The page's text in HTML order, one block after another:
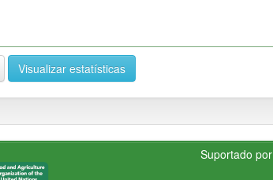
Visualizar estatísticas
Suportado por